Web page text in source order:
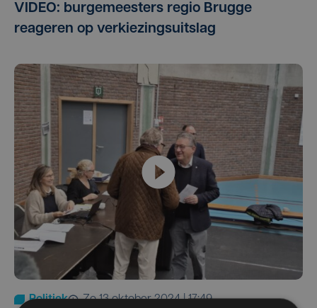
VIDEO: burgemeesters regio Brugge
reageren op verkiezingsuitslag
Politiek zo 13 oktober 2024 | 17:49